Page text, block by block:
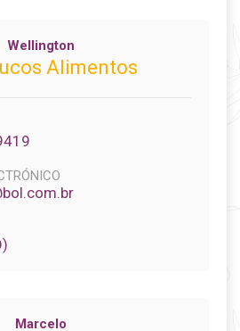
Wellington
Alimentos
Marcelo